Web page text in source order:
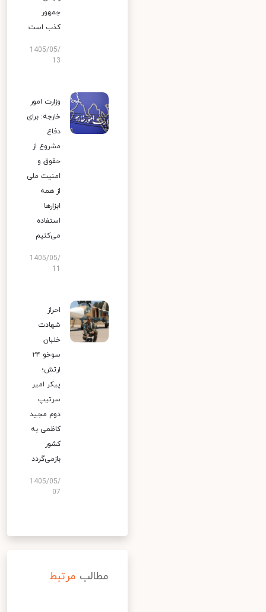
جمهور
کذب است
1405/05/
13
وزارت امور
خارجه: برای
دفاع
مشروع از
حقوق و
امنیت ملی
از همه
ابزارها
استفاده
می‌کنیم
1405/05/
احراز
شهادت
خلبان
سوخو ۲۴
ارتش؛
پیکر امیر
سرتیپ
دوم مجید
کاظمی به
کشور
بازمی‌گردد
1405/05/
07
مطالب مرتبط